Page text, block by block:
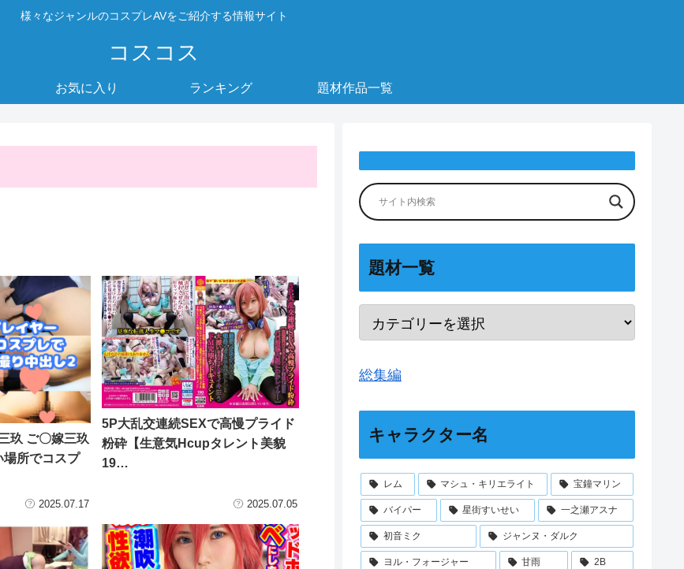
様々なジャンルのコスプレAVをご紹介する情報サイト
コスコス
お気に入り ランキング 題材作品一覧
玖 ご〇嫁三玖
場所でコスプ
2025.07.17
5P大乱交連続SEXで高慢プライド
粉砕【生意気Hcupタレント美貌
19…
2025.07.05
題材一覧
総集編
キャラクター名
レム マシュ・キリエライト 宝鐘マリン
バイパー 星街すいせい 一之瀬アスナ
初音ミク ジャンヌ・ダルク
ヨル・フォージャー 甘雨 2B